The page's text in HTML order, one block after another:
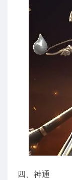
四、神通